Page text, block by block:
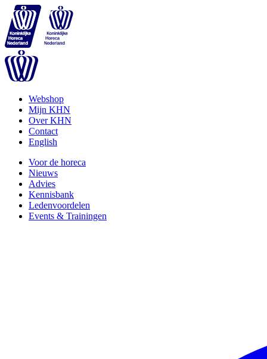
Webshop
Mijn KHN
Over KHN
Contact
English
Voor de horeca
Nieuws
Advies
Kennisbank
Ledenvoordelen
Events & Trainingen